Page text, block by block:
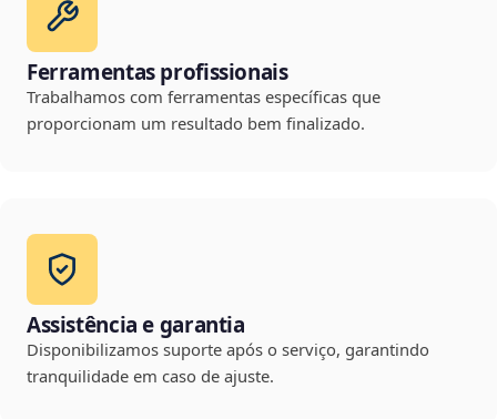
Ferramentas profissionais
Trabalhamos com ferramentas específicas que
proporcionam um resultado bem finalizado.
Assistência e garantia
Disponibilizamos suporte após o serviço, garantindo
tranquilidade em caso de ajuste.